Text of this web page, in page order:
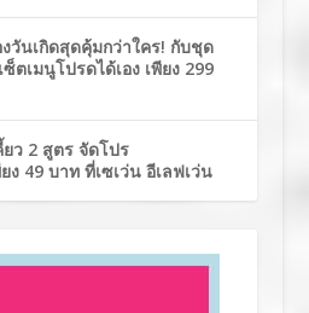
นเกิดสุดคุ้มกว่าใคร! กับชุด
ซ็ตเมนูโปรดได้เอง เพียง 299
ว 2 สูตร จัดโปร
ง 49 บาท ที่เซเว่น อีเลฟเว่น